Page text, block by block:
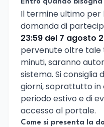
Entro quando
Il termine ultimo
domanda di
23:59 del 7 agosto
pervenute oltre tale
minuti, saranno
sistema. Si consiglia
giorni, soprattutto in
periodo estivo e di
accesso al portale.
Come si presenta la